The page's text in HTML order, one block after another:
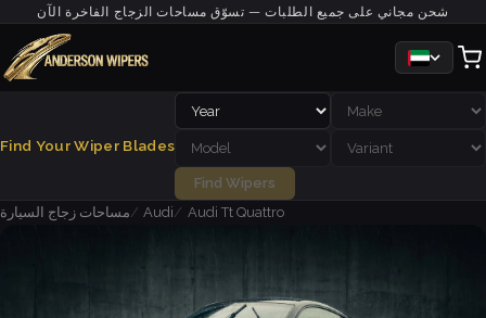
شحن مجاني على جميع الطلبات — تسوّق مساحات الزجاج الفاخرة الآن
Find Your Wiper Blades
Find Wipers
مساحات زجاج السيارة
Audi Audi Tt Quattro